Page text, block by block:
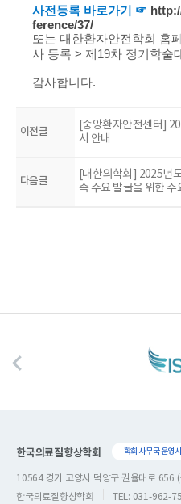
사전등록 바로가기 ☞
ference/37/
또는 대한환자안전학회 홈
사 등록 > 제19차 정기학술
​감사합니다.
이전글
[중앙환자안전센터]
시 안내
다음글
[대한의학회] 2025년
족 수요 발굴을 위한 수
한국의료질향상학회 학회 사무국 운
10564 경기 고양시 덕양구 권율대로 656
한국의료질향상학회
TEL: 031-962-